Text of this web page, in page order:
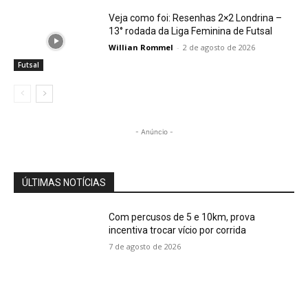
Futsal
Veja como foi: Resenhas 2×2 Londrina –
13° rodada da Liga Feminina de Futsal
Willian Rommel - 2 de agosto de 2026
- Anúncio -
ÚLTIMAS NOTÍCIAS
Com percusos de 5 e 10km, prova
incentiva trocar vício por corrida
7 de agosto de 2026